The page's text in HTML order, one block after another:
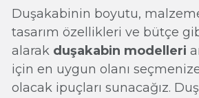
Duşakabinin boyutu,
tasarım özellikleri ve bütçe
alarak duşakabin modelleri
için en uygun olanı
olacak ipuçları sunacağız.